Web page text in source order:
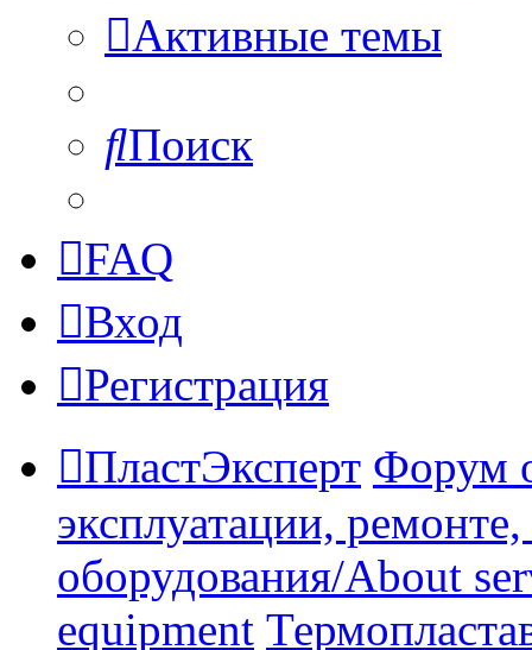
Активные темы
Поиск
FAQ
Вход
Регистрация
ПластЭксперт Форум
эксплуатации,
оборудования/About
equipment